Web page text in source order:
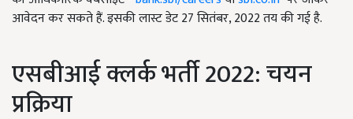
आवेदन कर सकते हैं. इसकी लास्ट डेट 27 सितंबर, 2022 तय की गई है.
एसबीआई क्लर्क भर्ती 2022: चयन
प्रक्रिया